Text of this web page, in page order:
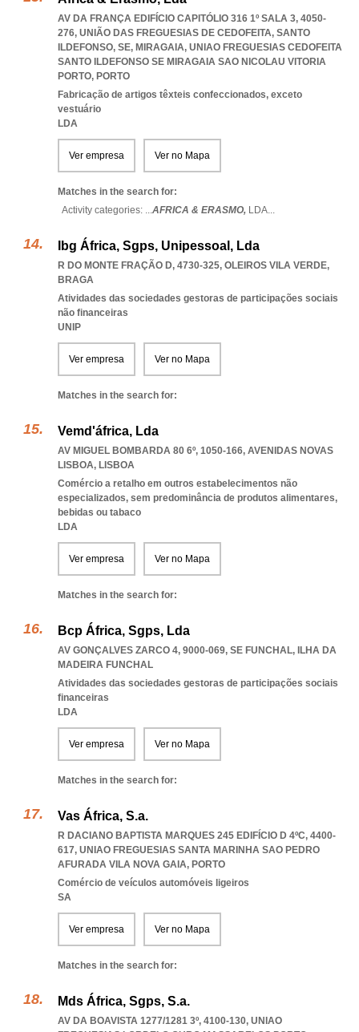
AV DA FRANÇA EDIFÍCIO CAPITÓLIO 316 1º SALA 3, 4050-
276, UNIÃO DAS FREGUESIAS DE CEDOFEITA, SANTO
ILDEFONSO, SE, MIRAGAIA, UNIAO FREGUESIAS CEDOFEITA
SANTO ILDEFONSO SE MIRAGAIA SAO NICOLAU VITORIA
PORTO, PORTO
Fabricação de artigos têxteis confeccionados, exceto
vestuário
LDA
Ver empresa Ver no Mapa
Matches in the search for:
Activity categories: ...AFRICA & ERASMO, LDA...
Ibg África, Sgps, Unipessoal, Lda
R DO MONTE FRAÇÃO D, 4730-325, OLEIROS VILA VERDE,
BRAGA
Atividades das sociedades gestoras de participações sociais
não financeiras
UNIP
Ver empresa Ver no Mapa
Matches in the search for:
Vemd'áfrica, Lda
AV MIGUEL BOMBARDA 80 6º, 1050-166, AVENIDAS NOVAS
LISBOA, LISBOA
Comércio a retalho em outros estabelecimentos não
especializados, sem predominância de produtos alimentares,
bebidas ou tabaco
LDA
Ver empresa Ver no Mapa
Matches in the search for:
Bcp África, Sgps, Lda
AV GONÇALVES ZARCO 4, 9000-069, SE FUNCHAL, ILHA DA
MADEIRA FUNCHAL
Atividades das sociedades gestoras de participações sociais
financeiras
LDA
Ver empresa Ver no Mapa
Matches in the search for:
Vas África, S.a.
R DACIANO BAPTISTA MARQUES 245 EDIFÍCIO D 4ºC, 4400-
617, UNIAO FREGUESIAS SANTA MARINHA SAO PEDRO
AFURADA VILA NOVA GAIA, PORTO
Comércio de veículos automóveis ligeiros
SA
Ver empresa Ver no Mapa
Matches in the search for:
Mds África, Sgps, S.a.
AV DA BOAVISTA 1277/1281 3º, 4100-130, UNIAO